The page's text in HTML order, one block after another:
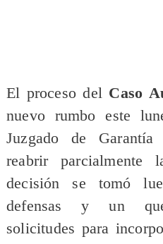
El proceso del Caso
nuevo rumbo este
Juzgado de
reabrir parcialmente
decisión se tomó
defensas y un
solicitudes para